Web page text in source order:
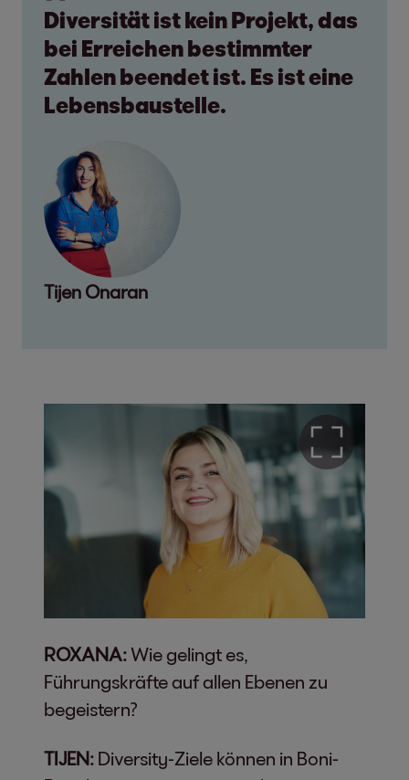
Diversität ist kein Projekt, das
bei Erreichen bestimmter
Zahlen beendet ist. Es ist eine
Lebensbaustelle.
Tijen Onaran
ROXANA:Wie gelingt es,
Führungskräfte auf allen Ebenen zu
begeistern?
TIJEN: Diversity-Ziele können in Boni-